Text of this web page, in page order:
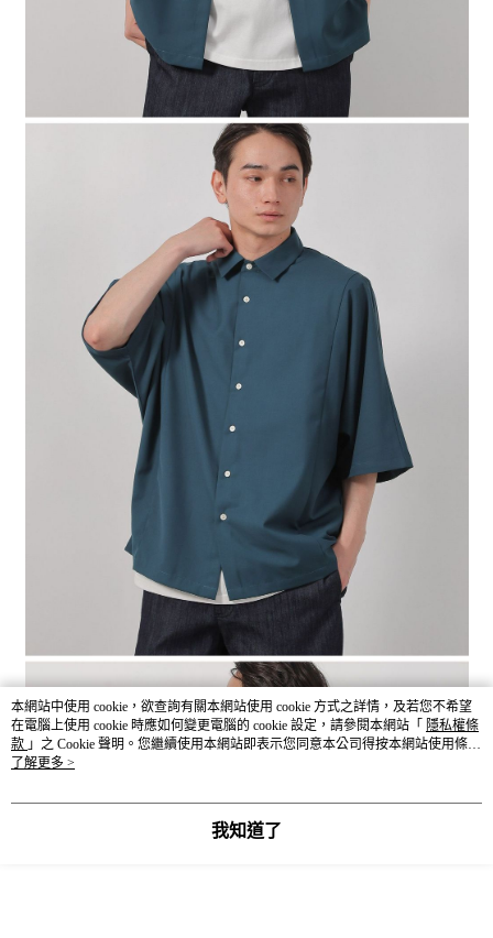
本網站中使用 cookie，欲查詢有關本網站使用 cookie 方式之詳情，及若您不希望
在電腦上使用 cookie 時應如何變更電腦的 cookie 設定，請參閱本網站「 隱私權條
款 」之 Cookie 聲明。您繼續使用本網站即表示您同意本公司得按本網站使用條款
之 Cookie 聲明使用 cookie。
了解更多 >
我知道了